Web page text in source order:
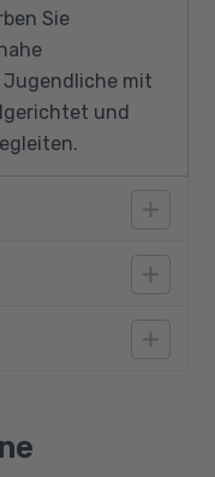
Sie
Jugendliche mit
und
begleiten.
Schulbegleitung
der
das
ein Vierteljahr